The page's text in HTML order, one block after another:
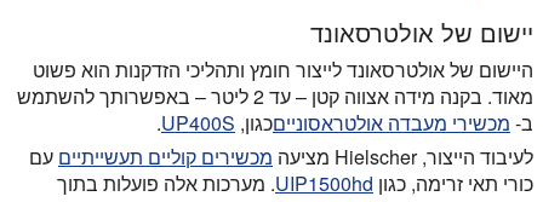
יישום של אולטרסאונד
היישום של אולטרסאונד לייצור חומץ ותהליכי הזדקנות הוא פשוט
מאוד. בקנה מידה אצווה קטן – עד 2 ליטר – באפשרותך להשתמש
ב- מכשירי מעבדה אולטראסונייםכגון, UP400S
.
לעיבוד הייצור, Hielscher מציעה
מכשירים קוליים תעשייתיים עם
כורי תאי זרימה, כגון UIP1500hd. מערכות אלה פועלות בתוך